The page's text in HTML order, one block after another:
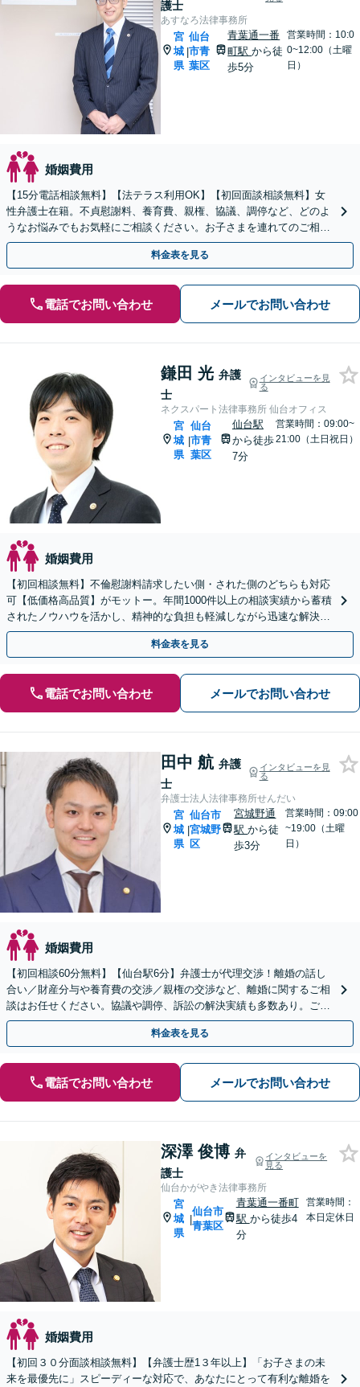
護士
あすなろ法律事務所
宮
城
県
|
仙台
市青
葉区
青葉通一番
町駅から徒
歩5分
営業時間：10:0
0~12:00（土曜
日）
婚姻費用
【15分電話相談無料】【法テラス利用OK】【初回面談相談無料】女
性弁護士在籍。不貞慰謝料、養育費、親権、協議、調停など、どのよ
うなお悩みでもお気軽にご相談ください。お子さまを連れてのご相談
も大歓迎です【青葉通一番町駅5分】
料金表を見る
電話でお問い合わせ メールでお問い合わせ
鎌田 光 弁護
士
インタビューを見
る
ネクスパート法律事務所 仙台オフィス
宮
城
県
|
仙台
市青
葉区
仙台駅
から徒歩
7分
営業時間：09:00~
21:00（土日祝日）
婚姻費用
【初回相談無料】不倫慰謝料請求したい側・された側のどちらも対応
可【低価格高品質】がモットー。年間1000件以上の相談実績から蓄積
されたノウハウを活かし、精神的な負担も軽減しながら迅速な解決を
目指します。【休日・夜間相談あり】【ビデオ面談可】
料金表を見る
電話でお問い合わせ メールでお問い合わせ
田中 航 弁護
士
インタビューを見
る
弁護士法人法律事務所せんだい
宮
城
県
|
仙台市
宮城野
区
宮城野通
駅から徒
歩3分
営業時間：09:00
~19:00（土曜
日）
婚姻費用
【初回相談60分無料】【仙台駅6分】弁護士が代理交渉！離婚の話し
合い／財産分与や養育費の交渉／親権の交渉など、離婚に関するご相
談はお任せください。協議や調停、訴訟の解決実績も多数あり。ご希
望に寄り添いながら、最善の解決を目指して対応します
料金表を見る
電話でお問い合わせ メールでお問い合わせ
深澤 俊博 弁
護士
インタビューを
見る
仙台かがやき法律事務所
宮
城
県
|
仙台市
青葉区
青葉通一番町
駅 から徒歩4
分
営業時間：
本日定休日
婚姻費用
【初回３０分面談相談無料】【弁護士歴1３年以上】「お子さまの未
来を最優先に」スピーディーな対応で、あなたにとって有利な離婚を